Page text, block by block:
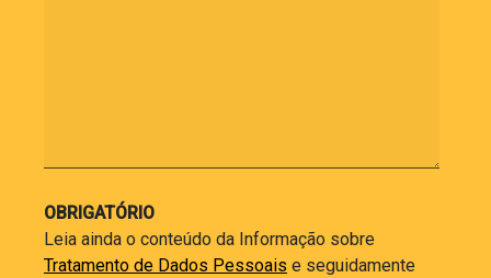
OBRIGATÓRIO
Leia ainda o conteúdo da Informação sobre
Tratamento de Dados Pessoais e seguidamente